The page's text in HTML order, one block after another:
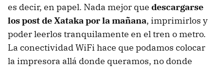
es decir, en papel. Nada mejor que descargarse
los post de Xataka por la mañana, imprimirlos y
poder leerlos tranquilamente en el tren o metro.
La conectividad WiFi hace que podamos colocar
la impresora allá donde queramos, no donde